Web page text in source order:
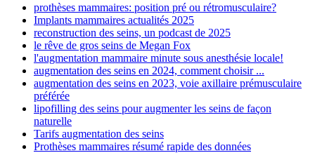
prothèses mammaires: position pré ou rétromusculaire?
Implants mammaires actualités 2025
reconstruction des seins, un podcast de 2025
le rêve de gros seins de Megan Fox
l'augmentation mammaire minute sous anesthésie locale!
augmentation des seins en 2024, comment choisir ...
augmentation des seins en 2023, voie axillaire prémusculaire
préférée
lipofilling des seins pour augmenter les seins de façon
naturelle
Tarifs augmentation des seins
Prothèses mammaires résumé rapide des données